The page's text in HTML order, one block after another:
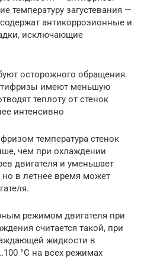
температуру загустевания —
антикоррозионные и
исключающие
осторожного обращения.
имеют меньшую
теплоту от стенок
интенсивно
температура стенок
чем при охлаждении
двигателя и уменьшает
в летнее время может
режимом двигателя при
считается такой, при
жидкости в
°С на всех режимах